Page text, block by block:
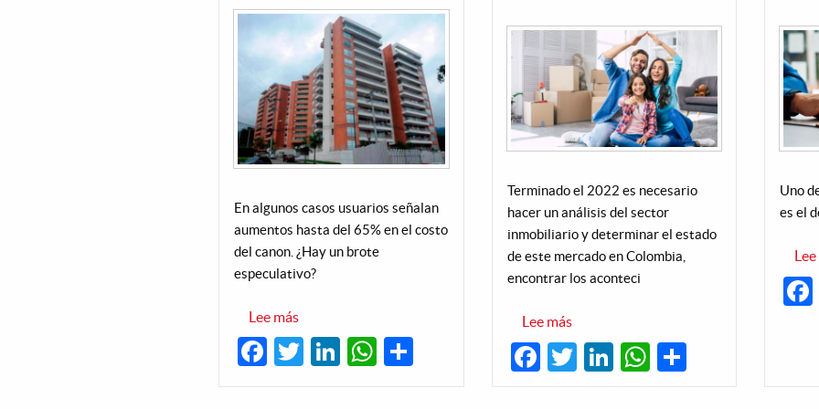
En algunos casos usuarios señalan
aumentos hasta del 65% en el costo
del canon. ¿Hay un brote
especulativo?
Lee más
de
inmuebles
valor
Facebook
Twitter
LinkedIn
WhatsApp
Terminado el 2022 es necesario
hacer un análisis del sector
inmobiliario y determinar el estado
de este mercado en Colombia,
encontrar los aconteci
Lee mássobre
un
2023
Facebook
Twitter
LinkedIn
WhatsApp
Share
Uno
es el